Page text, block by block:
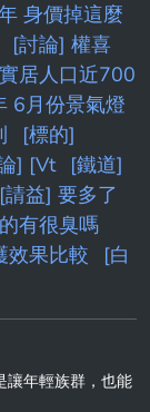
身價掉這麼
[討論] 權喜
居人口近700
6月份景氣燈
[標的]
] [Vt
[鐵道]
[請益] 要多了
有很臭嗎
效果比較
[白
讓年輕族群，也能